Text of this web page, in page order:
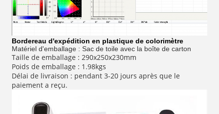
Bordereau d'expédition en plastique de colorimètre
Matériel d'emballage : Sac de toile avec la boîte de carton
Taille de emballage : 290x250x230mm
Poids de emballage : 1.98kgs
Délai de livraison : pendant 3-20 jours après que le
paiement a reçu.